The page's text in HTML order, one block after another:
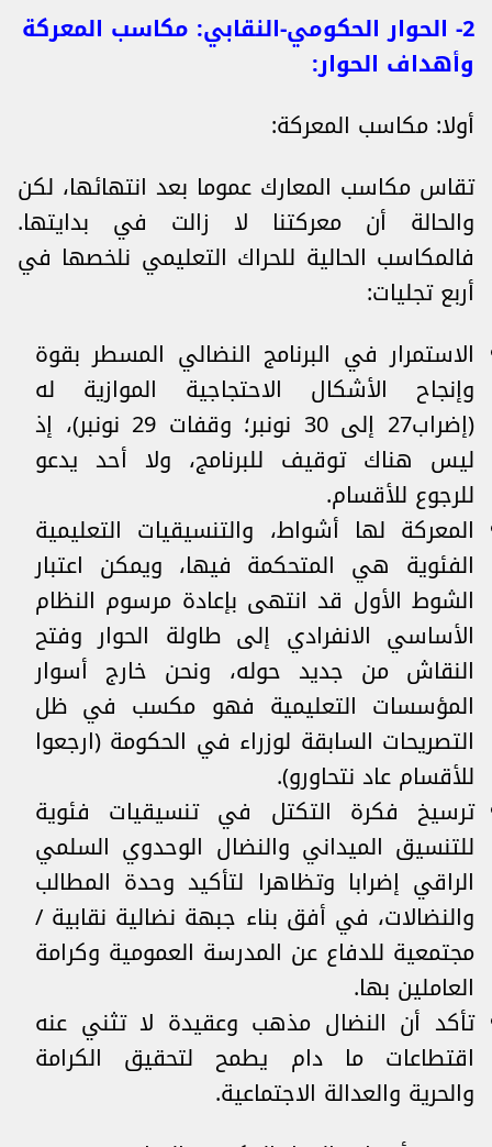
2- الحوار الحكومي-النقابي: مكاسب المعركة
وأهداف الحوار:
أولا: مكاسب المعركة:
تقاس مكاسب المعارك عموما بعد انتهائها، لكن
والحالة أن معركتنا لا زالت في بدايتها.
فالمكاسب الحالية للحراك التعليمي نلخصها في
أربع تجليات:
الاستمرار في البرنامج النضالي المسطر بقوة
وإنجاح الأشكال الاحتجاجية الموازية له
(إضراب27 إلى 30 نونبر؛ وقفات 29 نونبر)، إذ
ليس هناك توقيف للبرنامج، ولا أحد يدعو
للرجوع للأقسام.
المعركة لها أشواط، والتنسيقيات التعليمية
الفئوية هي المتحكمة فيها، ويمكن اعتبار
الشوط الأول قد انتهى بإعادة مرسوم النظام
الأساسي الانفرادي إلى طاولة الحوار وفتح
النقاش من جديد حوله، ونحن خارج أسوار
المؤسسات التعليمية فهو مكسب في ظل
التصريحات السابقة لوزراء في الحكومة (ارجعوا
للأقسام عاد نتحاورو).
ترسيخ فكرة التكتل في تنسيقيات فئوية
للتنسيق الميداني والنضال الوحدوي السلمي
الراقي إضرابا وتظاهرا لتأكيد وحدة المطالب
والنضالات، في أفق بناء جبهة نضالية نقابية /
مجتمعية للدفاع عن المدرسة العمومية وكرامة
العاملين بها.
تأكد أن النضال مذهب وعقيدة لا تثني عنه
اقتطاعات ما دام يطمح لتحقيق الكرامة
والحرية والعدالة الاجتماعية.